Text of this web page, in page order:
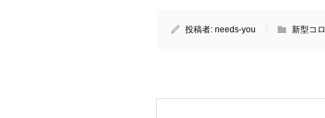
投稿者: needs-you 新型コ